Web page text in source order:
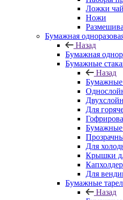
Ложки
Ножи
Бумажная
Назад
Бумажная
Бумажные
Назад
Бумажные
Для
Бумажные
Для
Крышки
Для
Бумажные
Назад